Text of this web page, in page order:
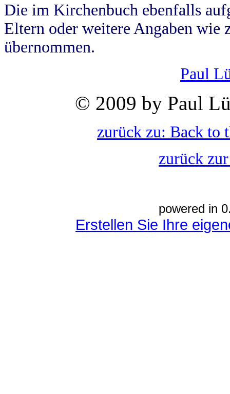
Die im Kirchenbuch ebenfalls
Eltern oder weitere Angaben wie
übernommen.
Paul
© 2009 by Paul
zurück zu: Back to
zurück
powered in
Erstellen Sie Ihre